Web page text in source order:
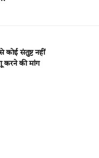
संतुष्ट नहीं
करने की मांग